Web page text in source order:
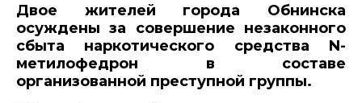
Двое жителей города Обнинска
осуждены за совершение незаконного
сбыта наркотического средства N-
метилофедрон в составе
организованной преступной группы.